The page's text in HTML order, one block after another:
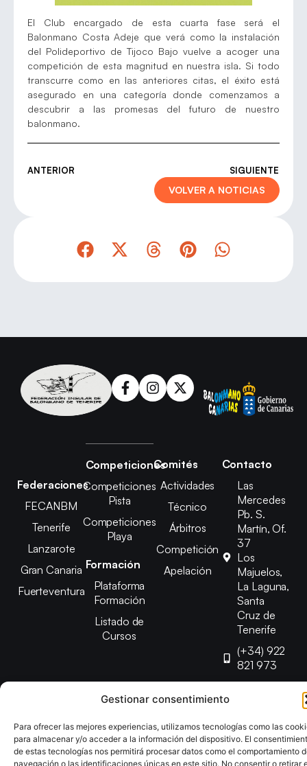
Gestionar consentimiento
Para ofrecer las mejores experiencias, utilizamos tecnologías como las
para almacenar y/o acceder a la información del dispositivo. El
de estas tecnologías nos permitirá procesar datos como el comportamiento
navegación o las identificaciones únicas en este sitio. No consentir o retirar
El Club encargado de esta cuarta fase será el
Balonmano Costa Adeje que verá como la instalación
del Polideportivo de Tijoco Bajo vuelve a acoger una
competición de esta magnitud en nuestra isla. Si todo
transcurre como en las anteriores citas, el éxito está
asegurado en una categoría donde comenzamos a
descubrir a las promesas del futuro de nuestro
balonmano.
ANTERIOR SIGUIENTE
VOLVER A NOTICIAS
Federaciones
FECANBM
Tenerife
Lanzarote
Gran Canaria
Fuerteventura
Competiciones
Competiciones
Pista
Competiciones
Playa
Formación
Plataforma
Formación
Listado de
Cursos
Comités
Actividades
Técnico
Árbitros
Competición
Apelación
Contacto
Las
Mercedes
Pb. S.
Martín, Of.
37
Los
Majuelos,
La Laguna,
Santa
Cruz de
Tenerife
(+34) 922
821 973
Copyright © 2025 Federación Canaria de Balonmano |
Desarrollado porTOOOLS